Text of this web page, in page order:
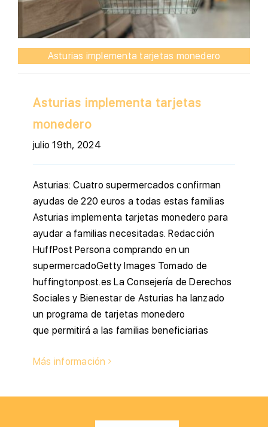
Asturias implementa tarjetas monedero
Asturias implementa tarjetas
monedero
julio 19th, 2024
Asturias: Cuatro supermercados confirman
ayudas de 220 euros a todas estas familias
Asturias implementa tarjetas monedero para
ayudar a familias necesitadas. Redacción
HuffPost Persona comprando en un
supermercadoGetty Images Tomado de
huffingtonpost.es La Consejería de Derechos
Sociales y Bienestar de Asturias ha lanzado
un programa de tarjetas monedero
que permitirá a las familias beneficiarias
Más información